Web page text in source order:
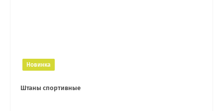
Новинка
Штаны спортивные